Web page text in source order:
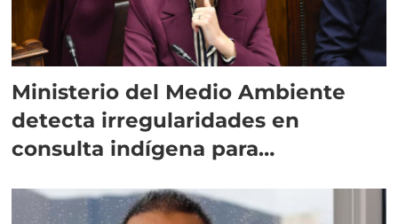
Ministerio del Medio Ambiente
detecta irregularidades en
consulta indígena para